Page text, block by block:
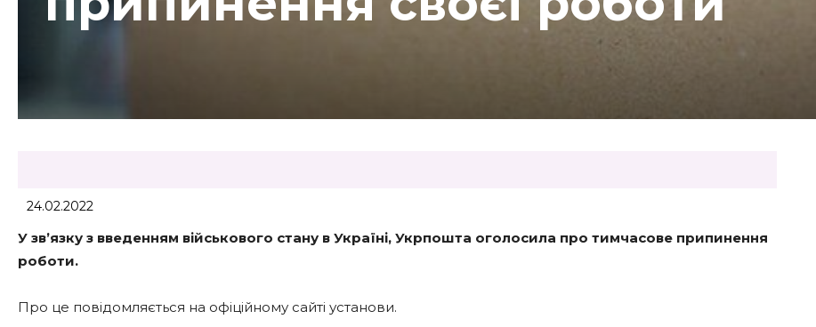
24.02.2022
У зв’язку з введенням військового стану в Україні, Укрпошта оголосила про тимчасове припинення
роботи.
Про це повідомляється на офіційному сайті установи.